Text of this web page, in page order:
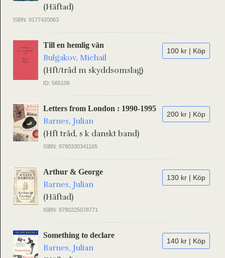
(Häftad)
ISBN: 9177420063
100 kr | Köp
Till en hemlig vän
Bulgakov, Michail
(Hft/tråd m skyddsomslag)
ID: 565106
200 kr | Köp
Letters from London : 1990-1995
Barnes, Julian
(Hft tråd, s k danskt band)
ISBN: 9780330341165
130 kr | Köp
Arthur & George
Barnes, Julian
(Häftad)
ISBN: 9780225078771
140 kr | Köp
Something to declare
Barnes, Julian